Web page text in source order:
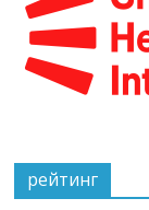
рейтинг